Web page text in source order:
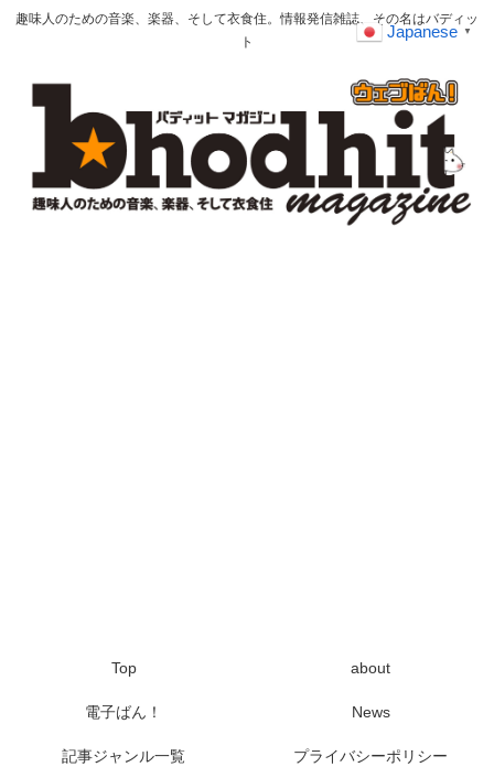
趣味人のための音楽、楽器、そして衣食住。情報発信雑誌、その名はバディッ
ト
Top about
電子ばん！ News
記事ジャンル一覧 プライバシーポリシー
Japanese ▼